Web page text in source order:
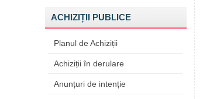
ACHIZIȚII PUBLICE
Planul de Achiziții
Achiziții în derulare
Anunțuri de intenție